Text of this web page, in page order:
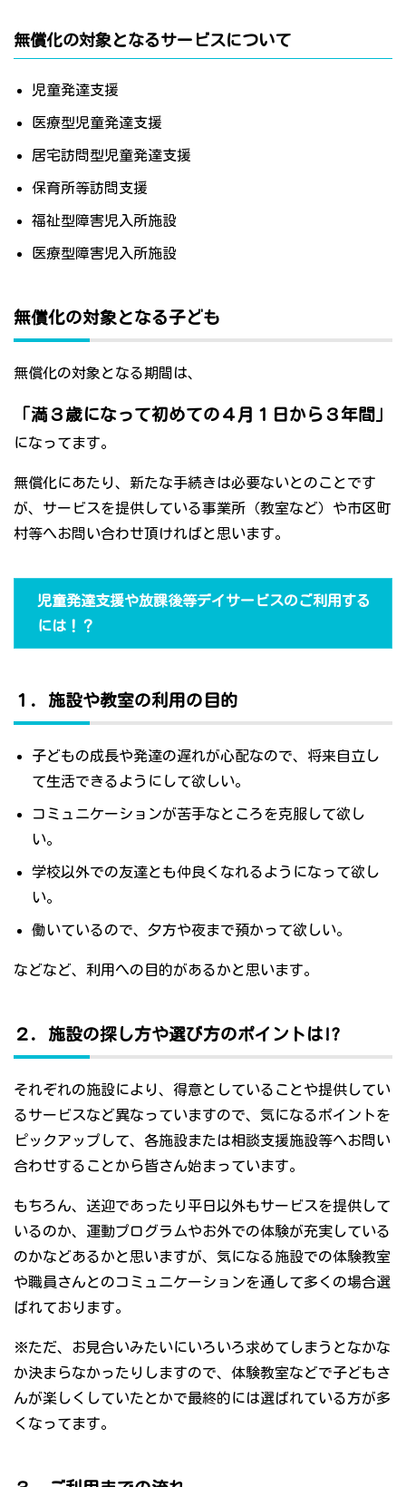
無償化の対象となるサービスについて
児童発達支援
医療型児童発達支援
居宅訪問型児童発達支援
保育所等訪問支援
福祉型障害児入所施設
医療型障害児入所施設
無償化の対象となる子ども
無償化の対象となる期間は、
「満３歳になって初めての４月１日から３年間」
になってます。
無償化にあたり、新たな手続きは必要ないとのことです
が、サービスを提供している事業所（教室など）や市区町
村等へお問い合わせ頂ければと思います。
児童発達支援や放課後等デイサービスのご利用する
には！？
１．施設や教室の利用の目的
子どもの成長や発達の遅れが心配なので、将来自立し
て生活できるようにして欲しい。
コミュニケーションが苦手なところを克服して欲し
い。
学校以外での友達とも仲良くなれるようになって欲し
い。
働いているので、夕方や夜まで預かって欲しい。
などなど、利用への目的があるかと思います。
２．施設の探し方や選び方のポイントは!?
それぞれの施設により、得意としていることや提供してい
るサービスなど異なっていますので、気になるポイントを
ピックアップして、各施設または相談支援施設等へお問い
合わせすることから皆さん始まっています。
もちろん、送迎であったり平日以外もサービスを提供して
いるのか、運動プログラムやお外での体験が充実している
のかなどあるかと思いますが、気になる施設での体験教室
や職員さんとのコミュニケーションを通して多くの場合選
ばれております。
※ただ、お見合いみたいにいろいろ求めてしまうとなかな
か決まらなかったりしますので、体験教室などで子どもさ
んが楽しくしていたとかで最終的には選ばれている方が多
くなってます。